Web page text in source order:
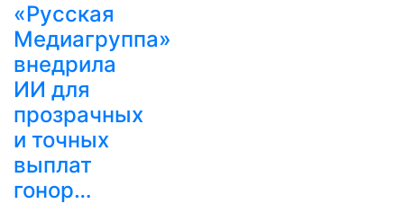
«Русская
Медиагруппа»
внедрила
ИИ для
прозрачных
и точных
выплат
гонор…